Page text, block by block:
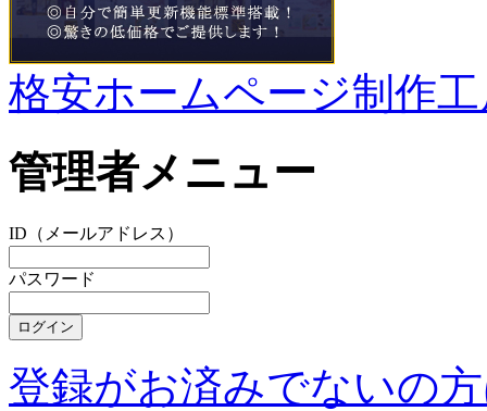
格安ホームページ制作
管理者メニュー
ID（メールアドレス）
パスワード
登録がお済みでないの